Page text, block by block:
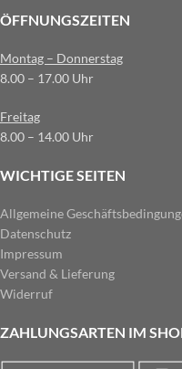
ÖFFNUNGSZEITEN
Montag – Donnerstag
8.00 – 17.00 Uhr
Freitag
8.00 – 14.00 Uhr
WICHTIGE SEITEN
Allgemeine
Datenschutz
Impressum
Versand & Lieferung
Widerruf
ZAHLUNGSARTEN IM